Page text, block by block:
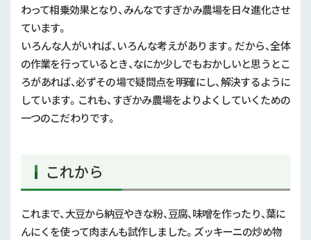
わって相乗効果となり、みんなですぎかみ農場を日々進化させ
ています。
いろんな人がいれば、いろんな考えがあります。だから、全体
の作業を行っているとき、なにか少しでもおかしいと思うとこ
ろがあれば、必ずその場で疑問点を明確にし、解決するように
しています。これも、すぎかみ農場をよりよくしていくための
一つのこだわりです。
これから
これまで、大豆から納豆やきな粉、豆腐、味噌を作ったり、葉に
んにくを使って肉まんも試作しました。ズッキーニの炒め物